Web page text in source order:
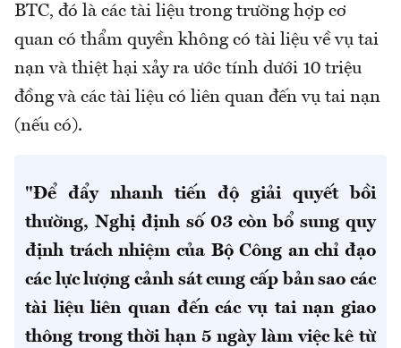
BTC, đó là các tài liệu trong trường hợp cơ
quan có thẩm quyền không có tài liệu về vụ tai
nạn và thiệt hại xảy ra ước tính dưới 10 triệu
đồng và các tài liệu có liên quan đến vụ tai nạn
(nếu có).
"Để đẩy nhanh tiến độ giải quyết bồi
thường, Nghị định số 03 còn bổ sung quy
định trách nhiệm của Bộ Công an chỉ đạo
các lực lượng cảnh sát cung cấp bản sao các
tài liệu liên quan đến các vụ tai nạn giao
thông trong thời hạn 5 ngày làm việc kê từ